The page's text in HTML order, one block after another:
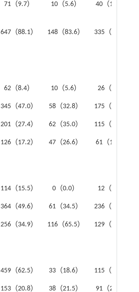
71（9.7） 10（5.6） 40（10.6）
647（88.1） 148（83.6） 335（88.9）
62（8.4） 10（5.6） 26（6.9）
345（47.0） 58（32.8） 175（46.4）
201（27.4） 62（35.0） 115（30.5）
126（17.2） 47（26.6） 61（16.2）
114（15.5） 0（0.0） 12（3.2）
364（49.6） 61（34.5） 236（62.6）
256（34.9） 116（65.5） 129（34.2）
459（62.5） 33（18.6） 115（30.5）
153（20.8） 38（21.5） 91（24.1）